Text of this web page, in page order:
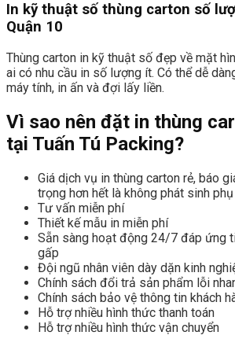
In kỹ thuật số thùng carton số
Quận 10
Thùng carton in kỹ thuật số đẹp về mặt
ai có nhu cầu in số lượng ít. Có thể dễ
máy tính, in ấn và đợi lấy liền.
Vì sao nên đặt in thùng
tại Tuấn Tú Packing?
Giá dịch vụ in thùng carton rẻ, báo
trọng hơn hết là không phát sinh
Tư vấn miễn phí
Thiết kế mẫu in miễn phí
Sẵn sàng hoạt động 24/7 đáp ứng
gấp
Đội ngũ nhân viên dày dặn kinh
Chính sách đổi trả sản phẩm lỗi
Chính sách bảo vệ thông tin khách
Hỗ trợ nhiều hình thức thanh toán
Hỗ trợ nhiều hình thức vận chuyển